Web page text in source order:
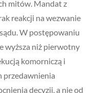
mitów. Mandat z
reakcji na wezwanie
W postępowaniu
wyższa niż pierwotny
komorniczą i
przedawnienia
decyzji, a nie od